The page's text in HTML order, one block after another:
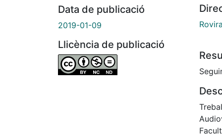
Data de publicació
2019-01-09
Llicència de publicació